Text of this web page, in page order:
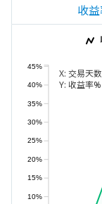
收
X: 交易天数
Y: 收益率%
10%
15%
20%
25%
30%
35%
40%
45%